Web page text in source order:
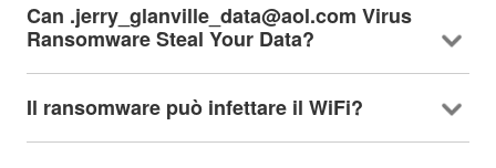
Can .jerry_glanville_data@aol.com Virus
Ransomware Steal Your Data?
Il ransomware può infettare il WiFi?